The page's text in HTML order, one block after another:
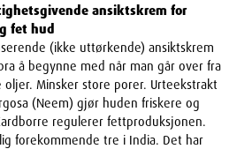
ansiktskrem for
fet hud
(ikke uttørkende) ansiktskrem
å begynne med når man går over fra
Minsker store porer. Urteekstrakt
(Neem) gjør huden friskere og
regulerer fettproduksjonen.
forekommende tre i India. Det har